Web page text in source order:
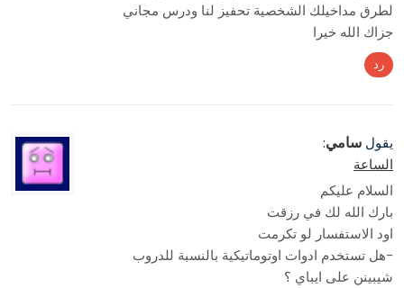
لطرق مداخيلك الشخصية تحفيز لنا ودرس مجاني
جزاك الله خيرا
رد
يقول سامي:
الساعة
السلام عليكم
بارك الله لك في رزقت
اود الاستفسار لو تكرمت
-هل تستخدم ادوات اوتوماتيكية بالنسبة للدروب
شيبينن على ايباي ؟